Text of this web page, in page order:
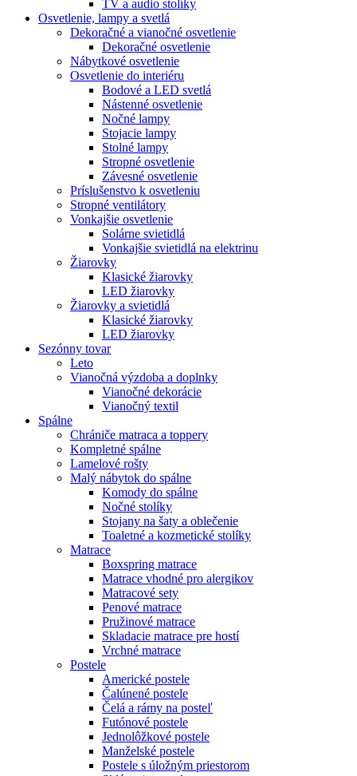
TV a audio stolíky
Osvetlenie, lampy a svetlá
Dekoračné a vianočné osvetlenie
Dekoračné osvetlenie
Nábytkové osvetlenie
Osvetlenie do interiéru
Bodové a LED svetlá
Nástenné osvetlenie
Nočné lampy
Stojacie lampy
Stolné lampy
Stropné osvetlenie
Závesné osvetlenie
Príslušenstvo k osvetleniu
Stropné ventilátory
Vonkajšie osvetlenie
Solárne svietidlá
Vonkajšie svietidlá na elektrinu
Žiarovky
Klasické žiarovky
LED žiarovky
Žiarovky a svietidlá
Klasické žiarovky
LED žiarovky
Sezónny tovar
Leto
Vianočná výzdoba a doplnky
Vianočné dekorácie
Vianočný textil
Spálne
Chrániče matraca a toppery
Kompletné spálne
Lamelové rošty
Malý nábytok do spálne
Komody do spálne
Nočné stolíky
Stojany na šaty a oblečenie
Toaletné a kozmetické stolíky
Matrace
Boxspring matrace
Matrace vhodné pro alergikov
Matracové sety
Penové matrace
Pružinové matrace
Skladacie matrace pre hostí
Vrchné matrace
Postele
Americké postele
Čalúnené postele
Čelá a rámy na posteľ
Futónové postele
Jednolôžkové postele
Manželské postele
Postele s úložným priestorom